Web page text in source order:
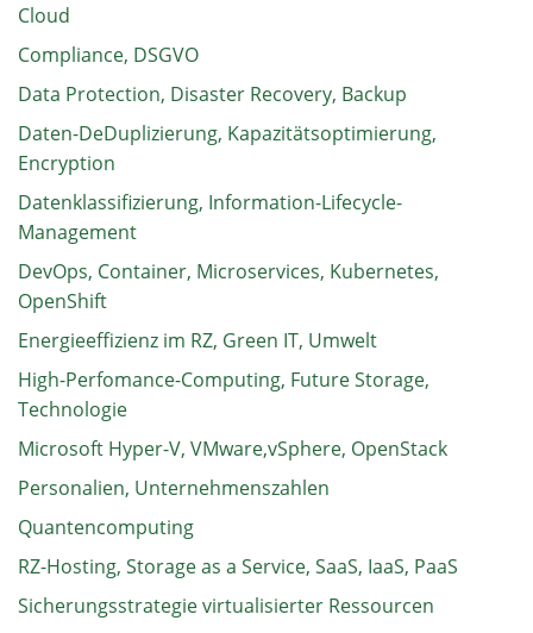
Cloud
Compliance, DSGVO
Data Protection, Disaster Recovery, Backup
Daten-DeDuplizierung, Kapazitätsoptimierung,
Encryption
Datenklassifizierung, Information-Lifecycle-
Management
DevOps, Container, Microservices, Kubernetes,
OpenShift
Energieeffizienz im RZ, Green IT, Umwelt
High-Perfomance-Computing, Future Storage,
Technologie
Microsoft Hyper-V, VMware,vSphere, OpenStack
Personalien, Unternehmenszahlen
Quantencomputing
RZ-Hosting, Storage as a Service, SaaS, IaaS, PaaS
Sicherungsstrategie virtualisierter Ressourcen